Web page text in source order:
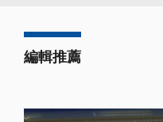
編輯推薦